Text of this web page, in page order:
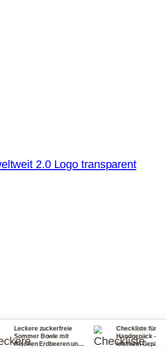
zuckerfreie
Bowle mit
Erdbeeren und
·
Checkliste für dein
Handgepäck - reisen mit
leichtem Gepäck! So